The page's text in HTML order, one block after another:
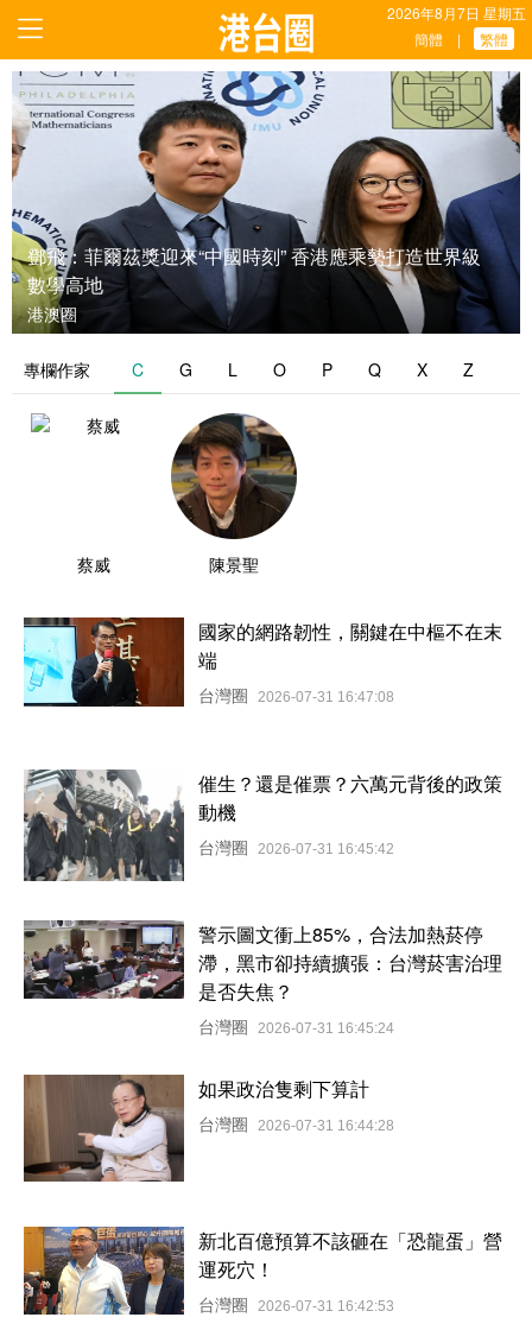
2026年8月7日 星期五
簡體
繁體
鄧飛：菲爾茲獎迎來“中國時刻” 香港應乘勢打造世界級
數學高地
港澳圈
專欄作家 C G L O P Q X Z
蔡威 陳景聖
國家的網路韌性，關鍵在中樞不在末
端
台灣圈 2026-07-31 16:47:08
催生？還是催票？六萬元背後的政策
動機
台灣圈 2026-07-31 16:45:42
警示圖文衝上85%，合法加熱菸停
滯，黑市卻持續擴張：台灣菸害治理
是否失焦？
台灣圈 2026-07-31 16:45:24
如果政治隻剩下算計
台灣圈 2026-07-31 16:44:28
新北百億預算不該砸在「恐龍蛋」營
運死穴！
台灣圈 2026-07-31 16:42:53